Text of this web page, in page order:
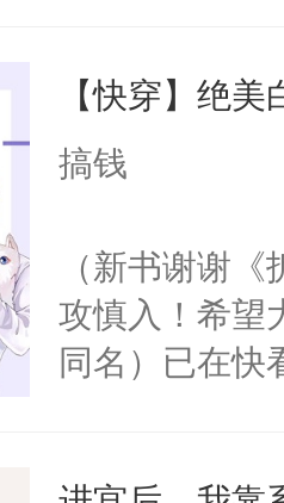
来，给老公
用力——为你
【快穿】绝
搞钱
（新书谢谢
攻慎入！希望
同名）已在快